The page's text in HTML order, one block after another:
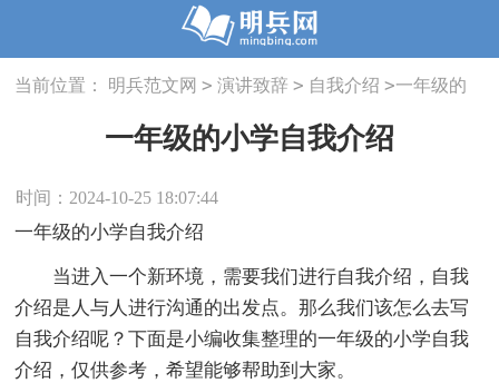
当前位置： 明兵范文网 > 演讲致辞 > 自我介绍 >一年级的
一年级的小学自我介绍
时间：2024-10-25 18:07:44
一年级的小学自我介绍
当进入一个新环境，需要我们进行自我介绍，自我
介绍是人与人进行沟通的出发点。那么我们该怎么去写
自我介绍呢？下面是小编收集整理的一年级的小学自我
介绍，仅供参考，希望能够帮助到大家。